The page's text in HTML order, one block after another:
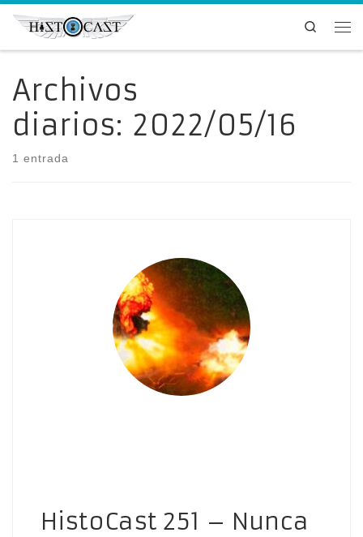
Saltar al contenido
Search
Archivos
diarios: 2022/05/16
1 entrada
HistoCast 251 – Nunca